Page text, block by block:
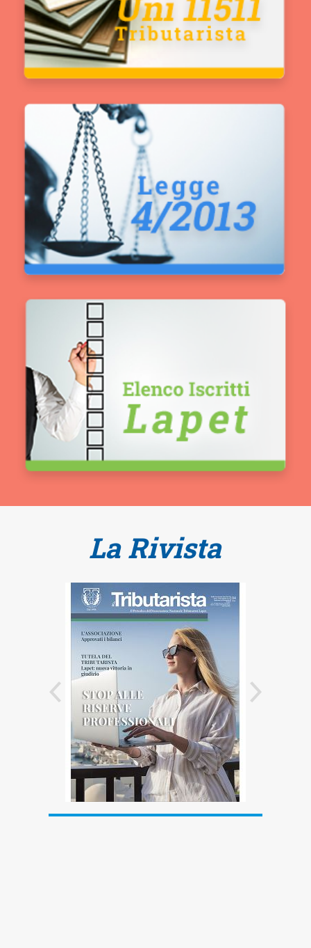
La Rivista